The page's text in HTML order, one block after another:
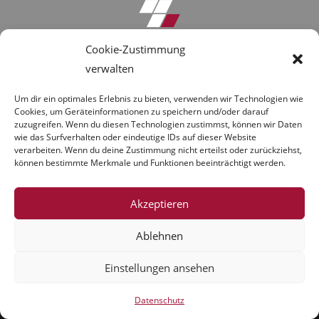
Cookie-Zustimmung
verwalten
Um dir ein optimales Erlebnis zu bieten, verwenden wir Technologien wie
Cookies, um Geräteinformationen zu speichern und/oder darauf
zuzugreifen. Wenn du diesen Technologien zustimmst, können wir Daten
wie das Surfverhalten oder eindeutige IDs auf dieser Website
verarbeiten. Wenn du deine Zustimmung nicht erteilst oder zurückziehst,
können bestimmte Merkmale und Funktionen beeinträchtigt werden.
Akzeptieren
Ablehnen
Einstellungen ansehen
Datenschutz
Anfrage-Formular
Downloads
About Us
Kontakt
BESCHICHTUNGEN | Unterkreuthweg
8, 86444 Mühlhausen | Tel.: 08207-33 8 95-20 | E-
info@zirngibl-beschichtungen.de
Copyright 2026 - Design by F2 Design